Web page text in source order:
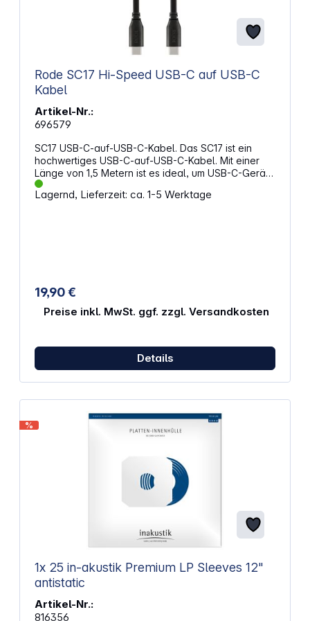
Rode SC17 Hi-Speed USB-C auf USB-C
Kabel
Artikel-Nr.:
696579
SC17 USB-C-auf-USB-C-Kabel. Das SC17 ist ein
hochwertiges USB-C-auf-USB-C-Kabel. Mit einer
Länge von 1,5 Metern ist es ideal, um USB-C-Geräte
wie den NT-USB Mini oder RØDECaster Pro an
Geräte mit USB-C-Eingang anzuschließen.
Lagernd, Lieferzeit: ca. 1-5 Werktage
19,90 €
Preise inkl. MwSt. ggf. zzgl. Versandkosten
Details
%
1x 25 in-akustik Premium LP Sleeves 12"
antistatic
Artikel-Nr.:
816356